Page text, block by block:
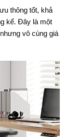
thông tốt, khả
kể. Đây là một
vô cùng giá